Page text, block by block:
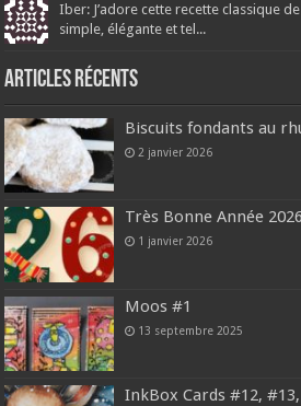
Iber: J’adore cette recette classique
simple, élégante et tel...
Articles récents
Biscuits fondants au
2 janvier 2026
Très Bonne Année 2026
1 janvier 2026
Moos #1
13 septembre 2025
InkBox Cards #12,